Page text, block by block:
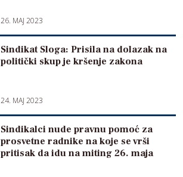
26. MAJ 2023
Sindikat Sloga: Prisila na dolazak na
politički skup je kršenje zakona
24. MAJ 2023
Sindikalci nude pravnu pomoć za
prosvetne radnike na koje se vrši
pritisak da idu na miting 26. maja